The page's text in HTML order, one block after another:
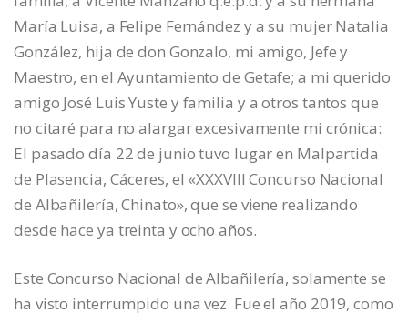
María Luisa, a Felipe Fernández y a su mujer Natalia
González, hija de don Gonzalo, mi amigo, Jefe y
Maestro, en el Ayuntamiento de Getafe; a mi querido
amigo José Luis Yuste y familia y a otros tantos que
no citaré para no alargar excesivamente mi crónica:
El pasado día 22 de junio tuvo lugar en Malpartida
de Plasencia, Cáceres, el «XXXVIII Concurso Nacional
de Albañilería, Chinato», que se viene realizando
desde hace ya treinta y ocho años.
Este Concurso Nacional de Albañilería, solamente se
ha visto interrumpido una vez. Fue el año 2019, como